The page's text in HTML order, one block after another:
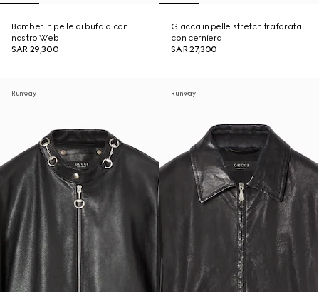
Bomber in pelle di bufalo con
nastro Web
SAR 29,300
Giacca in pelle stretch traforata
con cerniera
SAR 27,300
Runway Runway